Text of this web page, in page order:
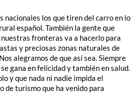
nacionales los que tiren del carro en lo
español. También la gente que
fronteras va a hacerlo para
y preciosas zonas naturales de
alegramos de que así sea. Siempre
gana en felicidad y también en salud.
y que nada ni nadie impida el
de turismo que ha venido para